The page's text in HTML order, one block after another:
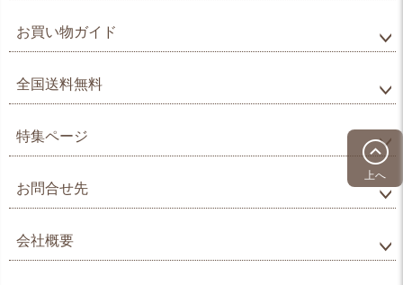
上へ
お買い物ガイド
全国送料無料
特集ページ
お問合せ先
会社概要